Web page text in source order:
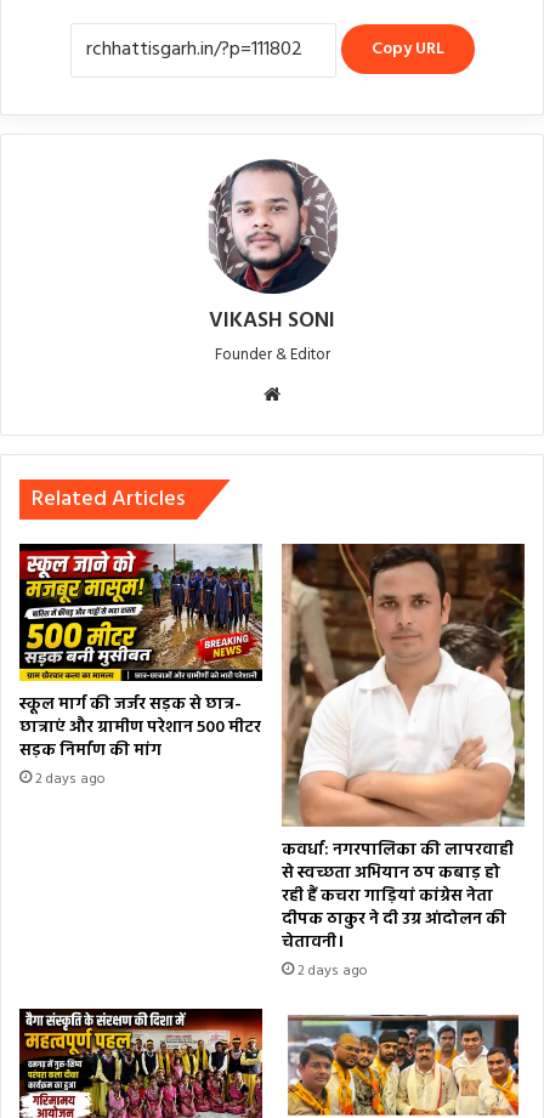
Copy URL
VIKASH SONI
Founder & Editor
Related Articles
स्कूल मार्ग की जर्जर सड़क से छात्र-
छात्राएं और ग्रामीण परेशान 500 मीटर
सड़क निर्माण की मांग
2 days ago
कवर्धा: नगरपालिका की लापरवाही
से स्वच्छता अभियान ठप कबाड़ हो
रही हैं कचरा गाड़ियां कांग्रेस नेता
दीपक ठाकुर ने दी उग्र आंदोलन की
चेतावनी।
2 days ago